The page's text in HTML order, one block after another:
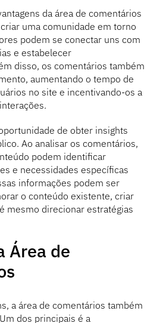
da área de comentários
uma comunidade em torno
podem se conectar uns com
e estabelecer
disso, os comentários também
aumentando o tempo de
no site e incentivando-os a
de obter insights
Ao analisar os comentários,
podem identificar
e necessidades específicas
informações podem ser
o conteúdo existente, criar
mesmo direcionar estratégias
Área de
a área de comentários também
dos principais é a